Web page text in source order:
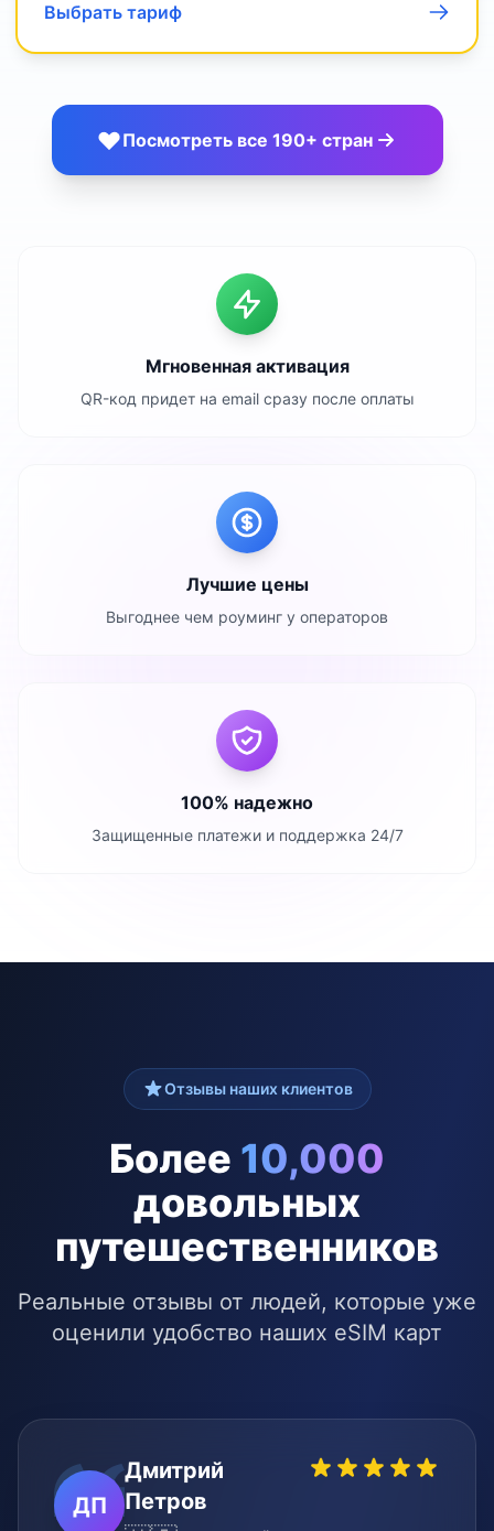
Выбрать тариф
Посмотреть все 190+ стран
Мгновенная активация
QR-код придет на email сразу после оплаты
Лучшие цены
Выгоднее чем роуминг у операторов
100% надежно
Защищенные платежи и поддержка 24/7
Отзывы наших клиентов
Более 10,000
довольных
путешественников
Реальные отзывы от людей, которые уже
оценили удобство наших eSIM карт
ДП
Дмитрий
Петров